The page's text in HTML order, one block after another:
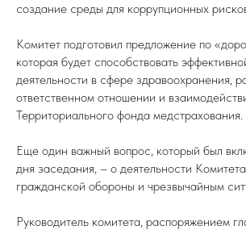
создание среды для коррупционных
Комитет подготовил предложение по
которая будет способствовать
деятельности в сфере здравоохранения,
ответственном отношении и
Территориального фонда медстрахования.
Еще один важный вопрос, который был
дня заседания, – о деятельности
гражданской обороны и чрезвычайным
Руководитель комитета, распоряжением